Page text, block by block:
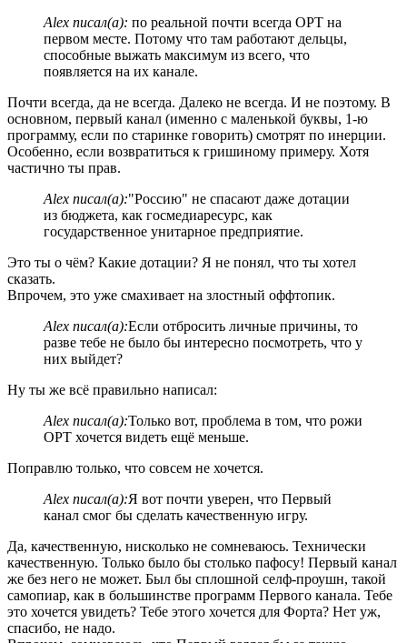
Alex писал(а): по реальной почти всегда ОРТ на
первом месте. Потому что там работают дельцы,
способные выжать максимум из всего, что
появляется на их канале.
Почти всегда, да не всегда. Далеко не всегда. И не поэтому. В
основном, первый канал (именно с маленькой буквы, 1-ю
программу, если по старинке говорить) смотрят по инерции.
Особенно, если возвратиться к гришиному примеру. Хотя
частично ты прав.
Alex писал(а):"Россию" не спасают даже дотации
из бюджета, как госмедиаресурс, как
государственное унитарное предприятие.
Это ты о чём? Какие дотации? Я не понял, что ты хотел
сказать.
Впрочем, это уже смахивает на злостный оффтопик.
Alex писал(а):Если отбросить личные причины, то
разве тебе не было бы интересно посмотреть, что у
них выйдет?
Ну ты же всё правильно написал:
Alex писал(а):Только вот, проблема в том, что рожи
ОРТ хочется видеть ещё меньше.
Поправлю только, что совсем не хочется.
Alex писал(а):Я вот почти уверен, что Первый
канал смог бы сделать качественную игру.
Да, качественную, нисколько не сомневаюсь. Технически
качественную. Только было бы столько пафосу! Первый канал
же без него не может. Был бы сплошной селф-проушн, такой
самопиар, как в большинстве программ Первого канала. Тебе
это хочется увидеть? Тебе этого хочется для Форта? Нет уж,
спасибо, не надо.